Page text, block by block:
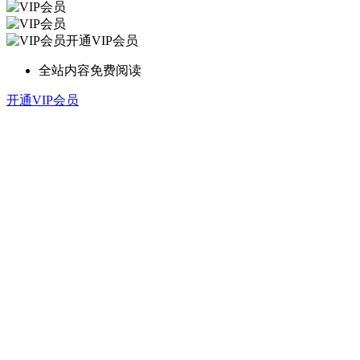
开通VIP会员
全站内容免费阅读
开通VIP会员